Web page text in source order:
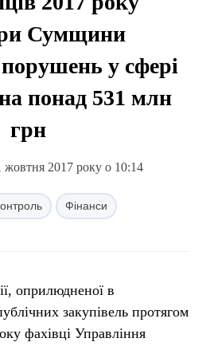
Сумщини
у сфері
понад 531 млн
грн
жовтня 2017 року о 10:14
Фінанси
закупівель протягом
фахівці Управління